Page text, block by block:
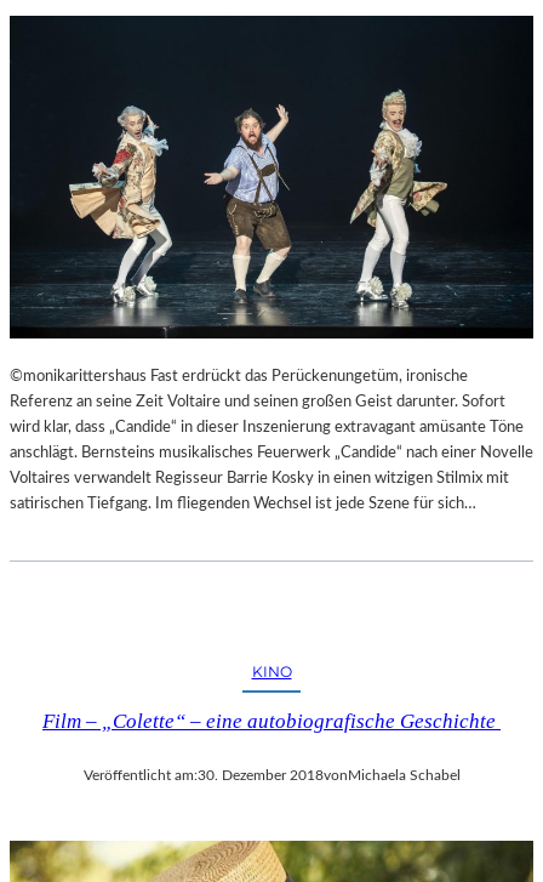
©monikarittershaus Fast erdrückt das Perückenungetüm, ironische
Referenz an seine Zeit Voltaire und seinen großen Geist darunter. Sofort
wird klar, dass „Candide“ in dieser Inszenierung extravagant amüsante Töne
anschlägt. Bernsteins musikalisches Feuerwerk „Candide“ nach einer Novelle
Voltaires verwandelt Regisseur Barrie Kosky in einen witzigen Stilmix mit
satirischen Tiefgang. Im fliegenden Wechsel ist jede Szene für sich…
KINO
Film – „Colette“ – eine autobiografische Geschichte
Veröffentlicht am:30. Dezember 2018vonMichaela Schabel